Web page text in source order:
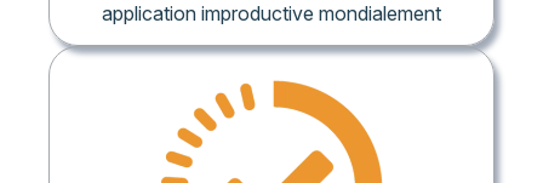
application improductive mondialement